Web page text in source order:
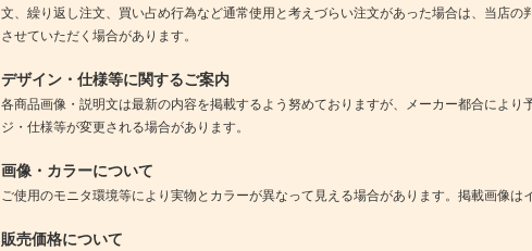
文、繰り返し注文、買い占め行為など通常使用と考えづらい注文があった場合は、当店の
させていただく場合があります。
デザイン・仕様等に関するご案内
各商品画像・説明文は最新の内容を掲載するよう努めておりますが、メーカー都合により
ジ・仕様等が変更される場合があります。
画像・カラーについて
ご使用のモニタ環境等により実物とカラーが異なって見える場合があります。掲載画像は
販売価格について